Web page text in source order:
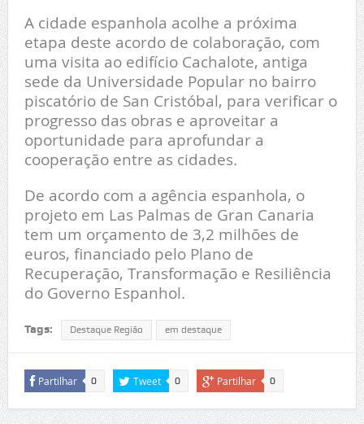
A cidade espanhola acolhe a próxima
etapa deste acordo de colaboração, com
uma visita ao edifício Cachalote, antiga
sede da Universidade Popular no bairro
piscatório de San Cristóbal, para verificar o
progresso das obras e aproveitar a
oportunidade para aprofundar a
cooperação entre as cidades.
De acordo com a agência espanhola, o
projeto em Las Palmas de Gran Canaria
tem um orçamento de 3,2 milhões de
euros, financiado pelo Plano de
Recuperação, Transformação e Resiliência
do Governo Espanhol.
Tags: Destaque Região em destaque
Partilhar 0 Tweet 0 Partilhar 0